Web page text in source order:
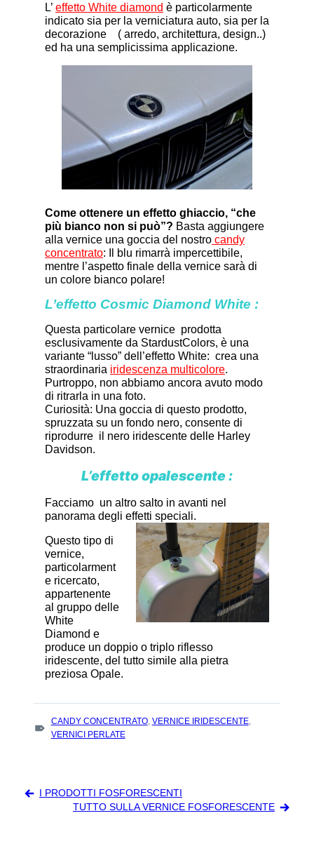
L’ effetto White diamond è particolarmente
indicato sia per la verniciatura auto, sia per la
decorazione ( arredo, architettura, design..)
ed ha una semplicissima applicazione.
Come ottenere un effetto ghiaccio, “che
più bianco non si può”? Basta aggiungere
alla vernice una goccia del nostro candy
concentrato: Il blu rimarrà impercettibile,
mentre l’aspetto finale della vernice sarà di
un colore bianco polare!
L’effetto Cosmic Diamond White :
Questa particolare vernice prodotta
esclusivamente da StardustColors, è una
variante “lusso” dell’effetto White: crea una
straordinaria iridescenza multicolore.
Purtroppo, non abbiamo ancora avuto modo
di ritrarla in una foto.
Curiosità: Una goccia di questo prodotto,
spruzzata su un fondo nero, consente di
riprodurre il nero iridescente delle Harley
Davidson.
L’effetto opalescente :
Facciamo un altro salto in avanti nel
panorama degli effetti speciali.
Questo tipo di
vernice,
particolarment
e ricercato,
appartenente
al gruppo delle
White
Diamond e
produce un doppio o triplo riflesso
iridescente, del tutto simile alla pietra
preziosa Opale.
TAGS
:
CANDY CONCENTRATO, VERNICE IRIDESCENTE,
VERNICI PERLATE
I PRODOTTI FOSFORESCENTI
TUTTO SULLA VERNICE FOSFORESCENTE